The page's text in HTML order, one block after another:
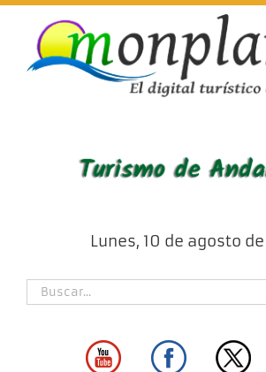
Skip
content
Lunes, 10 de agosto